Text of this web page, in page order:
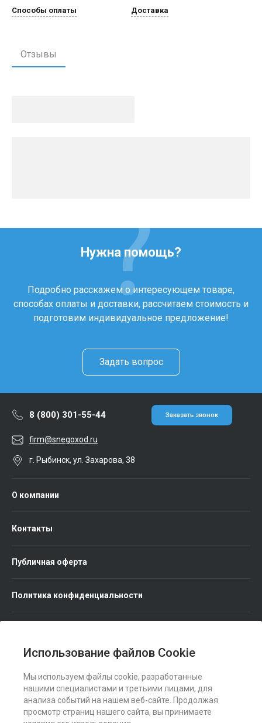
Использование файлов Cookie
Мы используем файлы cookie, разработанные
нашими специалистами и третьими лицами, для
анализа событий на нашем веб-сайте. Продолжая
просмотр страниц нашего сайта, вы принимаете
Способы оплаты Доставка
Отзывы
Нужна помощь?
Подробно расскажем о интересующем товаре,
способах оплаты и доставки, рассчитаем стоимость и
подготовим индивидуальное предложение!
Задать вопрос
8 (800) 301-55-44 Заказать звонок
firm@snegoxod.ru
г. Рыбинск, ул. Захарова, 38
О компании
Контакты
Публичная оферта
Политика конфиденциальности
Мы в соц. сетях